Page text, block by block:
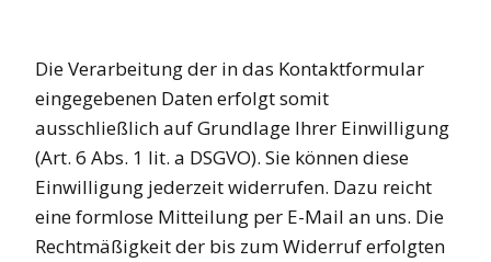
Die Verarbeitung der in das Kontaktformular
eingegebenen Daten erfolgt somit
ausschließlich auf Grundlage Ihrer Einwilligung
(Art. 6 Abs. 1 lit. a DSGVO). Sie können diese
Einwilligung jederzeit widerrufen. Dazu reicht
eine formlose Mitteilung per E-Mail an uns. Die
Rechtmäßigkeit der bis zum Widerruf erfolgten